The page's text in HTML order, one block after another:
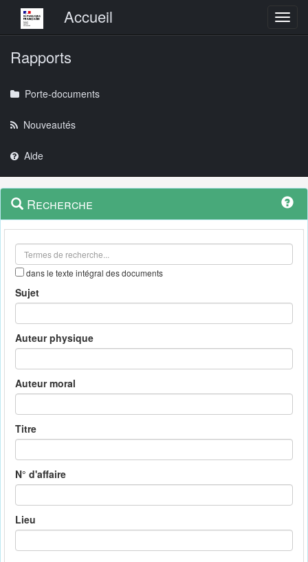
Menu principalAccueil
Rapports
Porte-documents
Nouveautés
Aide
Navigation
outils
Menu
contextuel
Recherche
dans le texte intégral des documents
Sujet
Auteur physique
Auteur moral
Titre
N° d'affaire
Lieu